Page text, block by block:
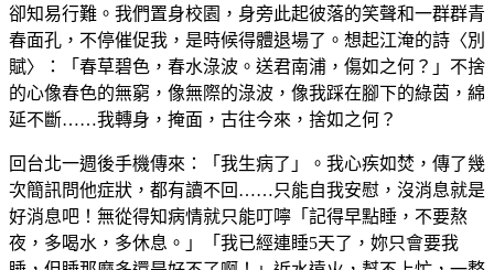
卻知易行難。我們置身校園，身旁此起彼落的笑聲和一群群青
春面孔，不停催促我，是時候得體退場了。想起江淹的詩〈別
賦〉：「春草碧色，春水淥波。送君南浦，傷如之何？」不捨
的心像春色的無窮，像無際的淥波，像我踩在腳下的綠茵，綿
延不斷……我轉身，掩面，古往今來，捨如之何？
回台北一週後手機傳來：「我生病了」。我心疾如焚，傳了幾
次簡訊問他症狀，都有讀不回……只能自我安慰，沒消息就是
好消息吧！無從得知病情就只能叮嚀「記得早點睡，不要熬
夜，多喝水，多休息。」「我已經連睡5天了，妳只會要我